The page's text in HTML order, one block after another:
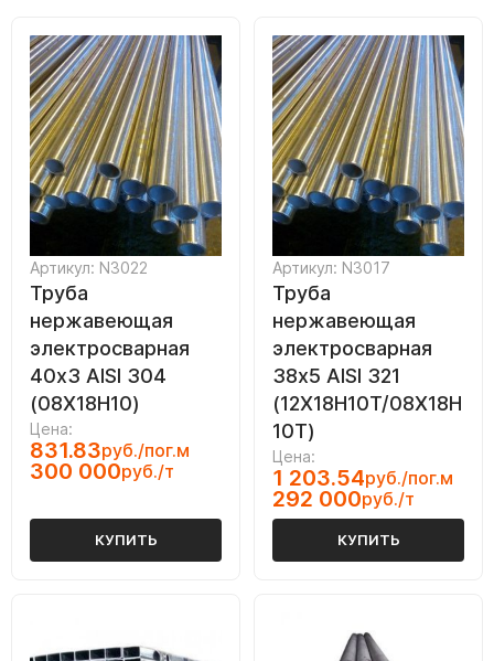
Артикул: N3022
Труба
нержавеющая
электросварная
40х3 AISI 304
(08Х18Н10)
Цена:
831.83руб./пог.м
300 000руб./т
КУПИТЬ
Артикул: N3017
Труба
нержавеющая
электросварная
38х5 AISI 321
(12Х18Н10Т/08Х18Н
10Т)
Цена:
1 203.54руб./пог.м
292 000руб./т
КУПИТЬ